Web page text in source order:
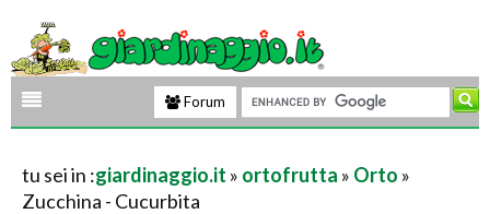
Forum
tu sei in :giardinaggio.it » ortofrutta » Orto »
Zucchina - Cucurbita